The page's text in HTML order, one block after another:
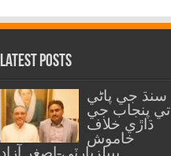
Latest Posts
سنڌ جي پاڻي
تي پنجاب جي
ڌاڙي خلاف
خاموش
پيپلزپارٽي-اصغر آزاد